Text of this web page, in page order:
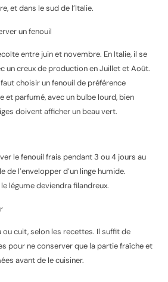
et dans le sud de l’Italie.
un fenouil
entre juin et novembre. En Italie, il se
un creux de production en Juillet et Août.
choisir un fenouil de préférence
et parfumé, avec un bulbe lourd, bien
doivent afficher un beau vert.
le fenouil frais pendant 3 ou 4 jours au
de l’envelopper d’un linge humide.
légume deviendra filandreux.
ou cuit, selon les recettes. Il suffit de
pour ne conserver que la partie fraîche et
avant de le cuisiner.